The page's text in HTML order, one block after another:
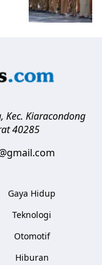
Kec. Kiaracondong
40285
Gaya Hidup
Teknologi
Otomotif
Hiburan